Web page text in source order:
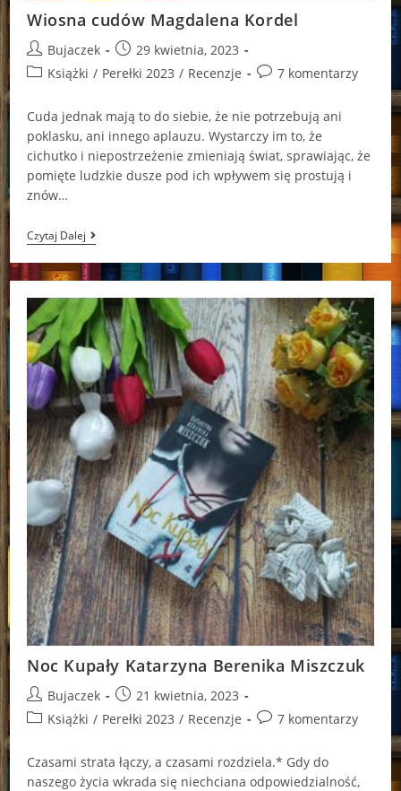
Wiosna cudów Magdalena Kordel
Post
author:
Bujaczek
Post
published:
29 kwietnia, 2023
PostKsiążki / Perełki 2023 / Recenzje
Post7 komentarzy
Cuda jednak mają to do siebie, że nie potrzebują ani
poklasku, ani innego aplauzu. Wystarczy im to, że
cichutko i niepostrzeżenie zmieniają świat, sprawiając, że
pomięte ludzkie dusze pod ich wpływem się prostują i
znów…
Czytaj DalejWiosna
Cudów
Magdalena
Kordel
Noc Kupały Katarzyna Berenika Miszczuk
Post
author:
Bujaczek
Post
published:
21 kwietnia, 2023
PostKsiążki / Perełki 2023 / Recenzje
Post7 komentarzy
Czasami strata łączy, a czasami rozdziela.* Gdy do
naszego życia wkrada się niechciana odpowiedzialność,